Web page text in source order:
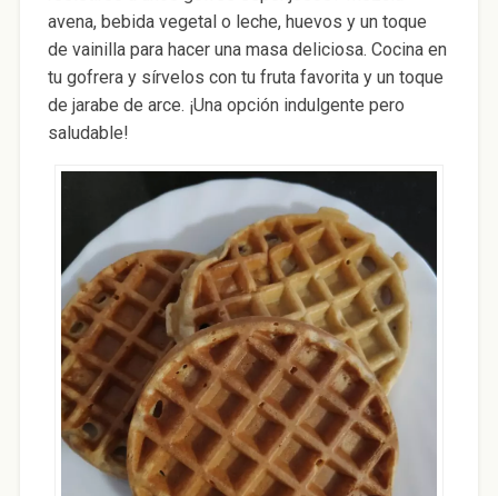
avena, bebida vegetal o leche, huevos y un toque
de vainilla para hacer una masa deliciosa. Cocina en
tu gofrera y sírvelos con tu fruta favorita y un toque
de jarabe de arce. ¡Una opción indulgente pero
saludable!